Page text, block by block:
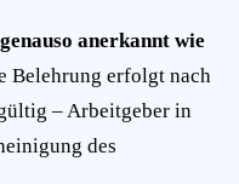
anerkannt wie
Belehrung erfolgt nach
– Arbeitgeber in
des